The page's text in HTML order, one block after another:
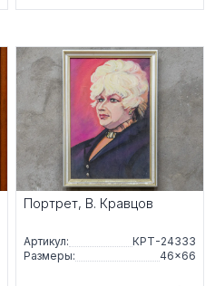
Портрет, В. Кравцов
Артикул:
КРТ-24333
Размеры:
46×66